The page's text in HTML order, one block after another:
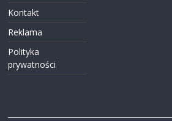
Kontakt
Reklama
Polityka
prywatności